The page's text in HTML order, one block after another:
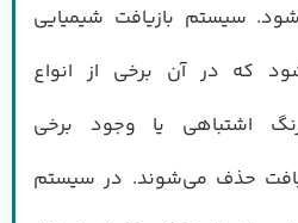
سیستم بازیافت شیمیایی
که در آن برخی از انواع
اشتباهی یا وجود برخی
حذف می‌شوند. در سیستم